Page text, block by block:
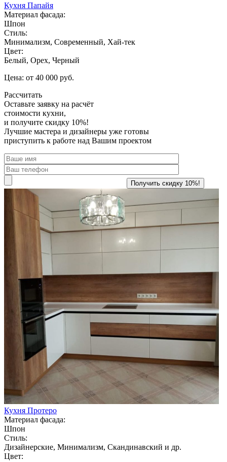
Кухня Папайя
Материал фасада:
Шпон
Стиль:
Минимализм, Современный, Хай-тек
Цвет:
Белый, Орех, Черный
Цена: от 40 000 руб.
Рассчитать
Оставьте заявку на расчёт
стоимости кухни,
и получите скидку 10%!
Лучшие мастера и дизайнеры уже готовы
приступить к работе над Вашим проектом
Кухня Протеро
Материал фасада:
Шпон
Стиль:
Дизайнерские, Минимализм, Скандинавский и др.
Цвет: